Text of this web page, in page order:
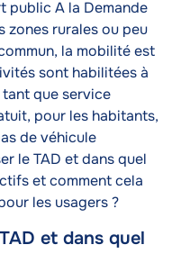
public A la Demande
zones rurales ou peu
la mobilité est
sont habilitées à
tant que service
pour les habitants,
de véhicule
le TAD et dans quel
et comment cela
les usagers ?
et dans quel